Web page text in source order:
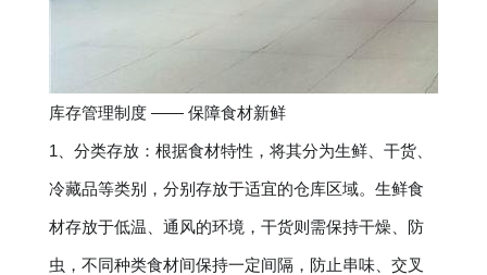
库存管理制度 —— 保障食材新鲜
1、分类存放：根据食材特性，将其分为生鲜、干货、
冷藏品等类别，分别存放于适宜的仓库区域。生鲜食
材存放于低温、通风的环境，干货则需保持干燥、防
虫，不同种类食材间保持一定间隔，防止串味、交叉